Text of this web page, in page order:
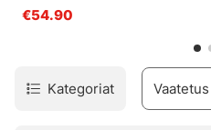
€54.90
Kategoriat Vaatetus